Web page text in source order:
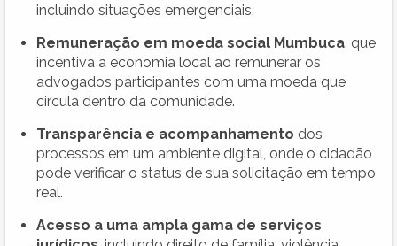
incluindo situações emergenciais.
Remuneração em moeda social Mumbuca , que
incentiva a economia local ao remunerar os
advogados participantes com uma moeda que
circula dentro da comunidade.
Transparência e acompanhamento dos
processos em um ambiente digital, onde o cidadão
pode verificar o status de sua solicitação em tempo
real.
Acesso a uma ampla gama de serviços